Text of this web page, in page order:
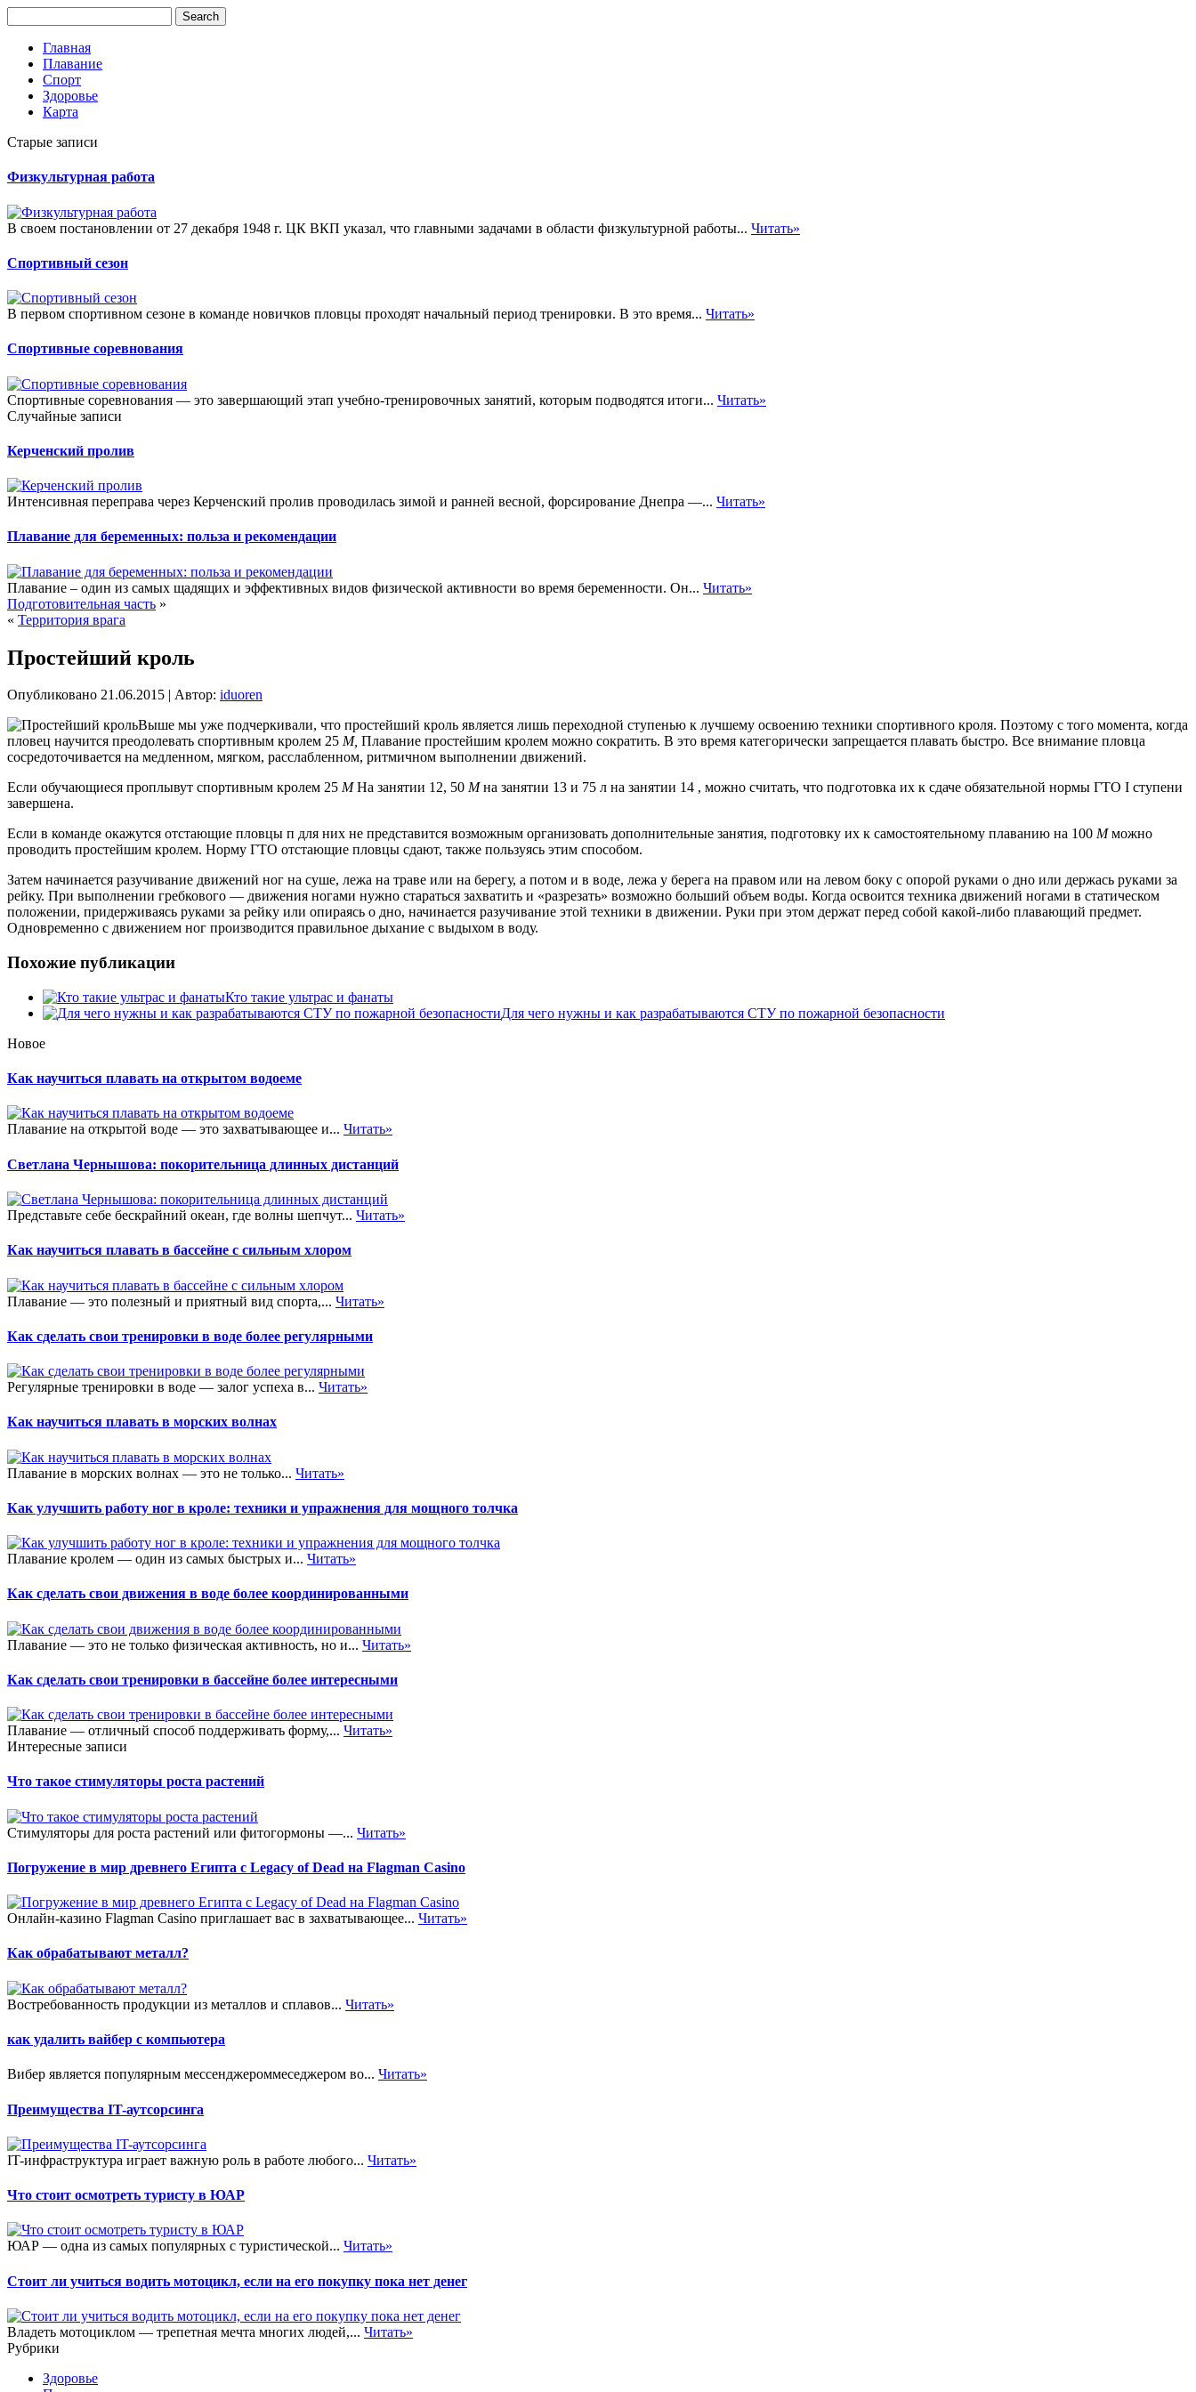
Главная
Плавание
Спорт
Здоровье
Карта
Старые записи
Физкультурная работа
В своем постановлении от 27 декабря 1948 г. ЦК ВКП указал, что главными задачами в области физкультурной работы... Читать»
Спортивный сезон
В первом спортивном сезоне в команде новичков пловцы проходят начальный период тренировки. В это время... Читать»
Спортивные соревнования
Спортивные соревнования — это завершающий этап учебно-тренировочных занятий, которым подводятся итоги... Читать»
Случайные записи
Керченский пролив
Интенсивная переправа через Керченский пролив проводилась зимой и ранней весной, форсирование Днепра —... Читать»
Плавание для беременных: польза и рекомендации
Плавание – один из самых щадящих и эффективных видов физической активности во время беременности. Он... Читать»
Подготовительная часть »
« Территория врага
Простейший кроль
Опубликовано 21.06.2015 Автор: iduoren
Выше мы уже подчеркивали, что простейший кроль является лишь переходной ступенью к лучшему освоению техники спортивного кроля. Поэтому с того момента, когда
пловец научится преодолевать спортивным кролем 25 М, Плавание простейшим кролем можно сократить. В это время категорически запрещается плавать быстро. Все внимание пловца
сосредоточивается на медленном, мягком, расслабленном, ритмичном выполнении движений.
Если обучающиеся проплывут спортивным кролем 25 МНа занятии 12, 50 Мна занятии 13 и 75 л на занятии 14 , можно считать, что подготовка их к сдаче обязательной нормы ГТО I ступени
завершена.
Если в команде окажутся отстающие пловцы п для них не представится возможным организовать дополнительные занятия, подготовку их к самостоятельному плаванию на 100 Мможно
проводить простейшим кролем. Норму ГТО отстающие пловцы сдают, также пользуясь этим способом.
Затем начинается разучивание движений ног на суше, лежа на траве или на берегу, а потом и в воде, лежа у берега на правом или на левом боку с опорой руками о дно или держась руками за
рейку. При выполнении гребкового — движения ногами нужно стараться захватить и «разрезать» возможно больший объем воды. Когда освоится техника движений ногами в статическом
положении, придерживаясь руками за рейку или опираясь о дно, начинается разучивание этой техники в движении. Руки при этом держат перед собой какой-либо плавающий предмет.
Одновременно с движением ног производится правильное дыхание с выдыхом в воду.
Похожие публикации
Кто такие ультрас и фанаты
Для чего нужны и как разрабатываются СТУ по пожарной безопасности
Новое
Как научиться плавать на открытом водоеме
Плавание на открытой воде — это захватывающее и... Читать»
Светлана Чернышова: покорительница длинных дистанций
Представьте себе бескрайний океан, где волны шепчут... Читать»
Как научиться плавать в бассейне с сильным хлором
Плавание — это полезный и приятный вид спорта,... Читать»
Как сделать свои тренировки в воде более регулярными
Регулярные тренировки в воде — залог успеха в... Читать»
Как научиться плавать в морских волнах
Плавание в морских волнах — это не только... Читать»
Как улучшить работу ног в кроле: техники и упражнения для мощного толчка
Плавание кролем — один из самых быстрых и... Читать»
Как сделать свои движения в воде более координированными
Плавание — это не только физическая активность, но и... Читать»
Как сделать свои тренировки в бассейне более интересными
Плавание — отличный способ поддерживать форму,... Читать»
Интересные записи
Что такое стимуляторы роста растений
Стимуляторы для роста растений или фитогормоны —... Читать»
Погружение в мир древнего Египта с Legacy of Dead на Flagman Casino
Онлайн-казино Flagman Casino приглашает вас в захватывающее... Читать»
Как обрабатывают металл?
Востребованность продукции из металлов и сплавов... Читать»
как удалить вайбер с компьютера
Вибер является популярным мессенджероммеседжером во... Читать»
Преимущества IT-аутсорсинга
IT-инфраструктура играет важную роль в работе любого... Читать»
Что стоит осмотреть туристу в ЮАР
ЮАР — одна из самых популярных с туристической... Читать»
Стоит ли учиться водить мотоцикл, если на его покупку пока нет денег
Владеть мотоциклом — трепетная мечта многих людей,... Читать»
Рубрики
Здоровье